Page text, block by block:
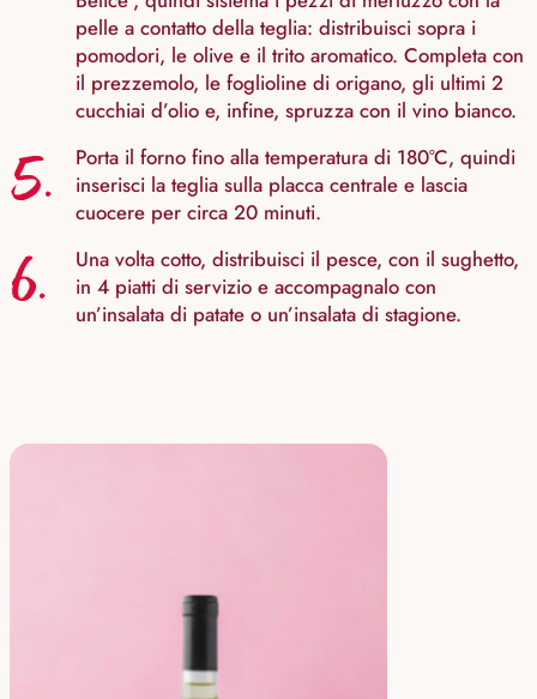
pelle a contatto della teglia: distribuisci sopra i
pomodori, le olive e il trito aromatico. Completa con
il prezzemolo, le foglioline di origano, gli ultimi 2
cucchiai d’olio e, infine, spruzza con il vino bianco.
5.
Porta il forno fino alla temperatura di 180°C, quindi
inserisci la teglia sulla placca centrale e lascia
cuocere per circa 20 minuti.
6.
Una volta cotto, distribuisci il pesce, con il sughetto,
in 4 piatti di servizio e accompagnalo con
un’insalata di patate o un’insalata di stagione.